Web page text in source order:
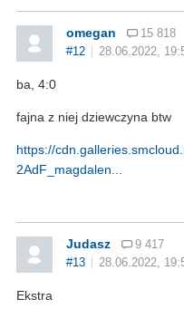
omegan
15 818
#12
28.06.2022,
ba, 4:0
fajna z niej dziewczyna btw
https://
2AdF_magdalen...
Judasz
9 417
#13
28.06.2022,
Ekstra